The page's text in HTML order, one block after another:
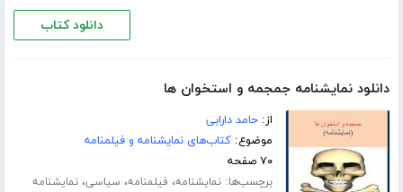
دانلود کتاب
دانلود نمایشنامه جمجمه و استخوان ها
از:حامد دارابی
موضوع:کتاب‌های نمایشنامه و فیلمنامه
۷۰ صفحه
برچسب‌ها:نمایشنامه، فیلمنامه، سیاسی،نمایشنامه